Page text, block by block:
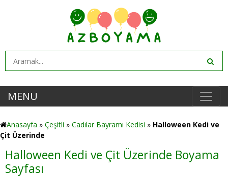
MENU
Anasayfa » Çeşitli » Cadılar Bayramı Kedisi » Halloween Kedi ve
Çit Üzerinde
Halloween Kedi ve Çit Üzerinde Boyama
Sayfası